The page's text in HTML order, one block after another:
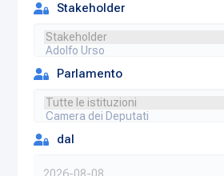
Stakeholder
Parlamento
dal